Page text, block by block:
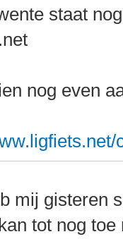
staat
nog even
mij gisteren
tot nog